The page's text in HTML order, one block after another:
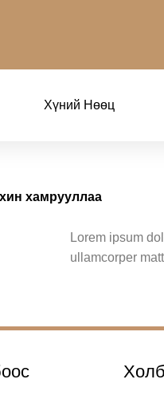
Хүний Нөөц
хамрууллаа
Lorem ipsum
ullamcorper